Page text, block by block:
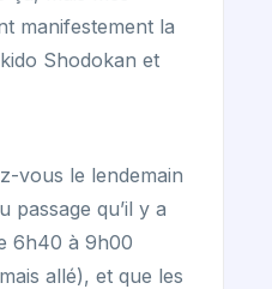
manifestement la
Shodokan et
vous le lendemain
passage qu’il y a
6h40 à 9h00
allé), et que les